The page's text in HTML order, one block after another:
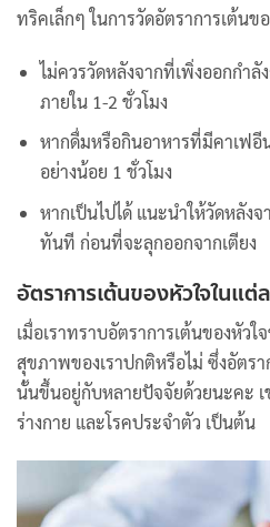
ทริคเล็กๆ ในการวัดอัตราการเต้น
ไม่ควรวัดหลังจากที่เพิ่งออกกำ
ภายใน 1-2 ชั่วโมง
หากดื่มหรือกินอาหารที่มีคาเฟ
อย่างน้อย 1 ชั่วโมง
หากเป็นไปได้ แนะนำให้วัดหลัง
ทันที ก่อนที่จะลุกออกจากเตียง
อัตราการเต้นของหัวใจในแต่
เมื่อเราทราบอัตราการเต้นของหัวใ
สุขภาพของเราปกติหรือไม่ ซึ่งอัตร
นั้นขึ้นอยู่กับหลายปัจจัยด้วยนะคะ
ร่างกาย และโรคประจำตัว เป็นต้น